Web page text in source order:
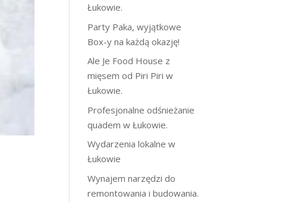
Łukowie.
Party Paka, wyjątkowe
Box-y na każdą okazję!
Ale Je Food House z
mięsem od Piri Piri w
Łukowie.
Profesjonalne odśnieżanie
quadem w Łukowie.
Wydarzenia lokalne w
Łukowie
Wynajem narzędzi do
remontowania i budowania.